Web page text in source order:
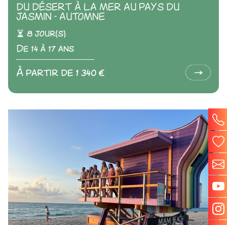
DU DÉSERT À LA MER AU PAYS DU
JASMIN - AUTOMNE
8 jour(s)
De 14 à 17 ans
À partir de 1 340 €